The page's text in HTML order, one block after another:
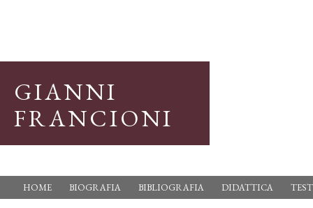
GIANNI
FRANCIONI
HOME BIOGRAFIA BIBLIOGRAFIA DIDATTICA